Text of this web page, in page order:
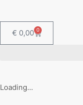
€ 0,00 0
Loading...